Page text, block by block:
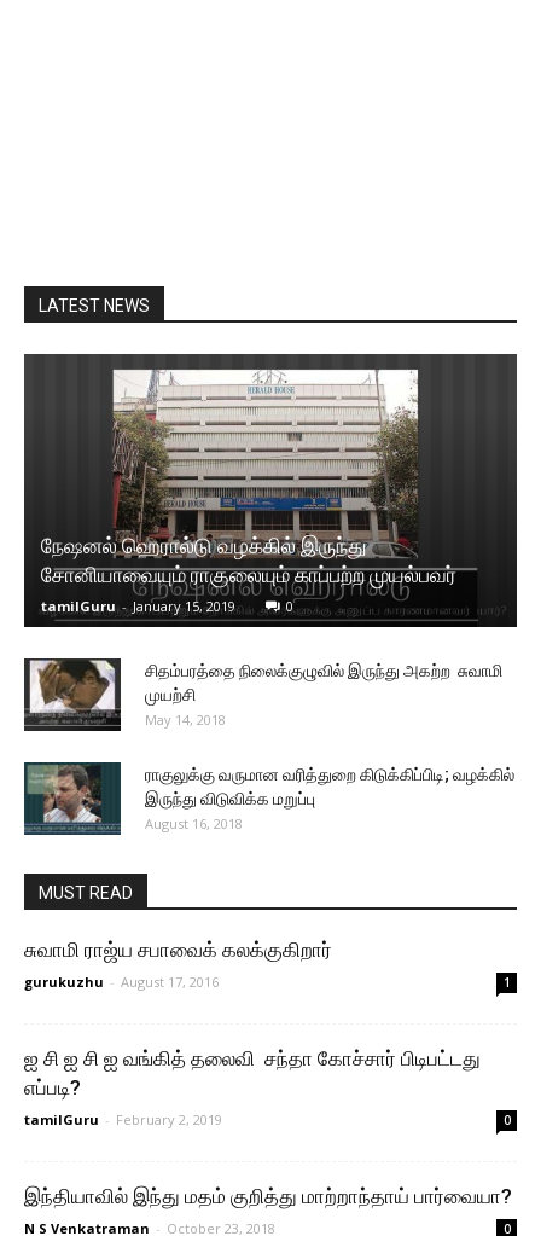
LATEST NEWS
நேஷனல் ஹெரால்டு வழக்கில் இருந்து
சோனியாவையும் ராகுலையும் காப்பற்ற முயல்பவர்
tamilGuru - January 15, 2019 0
சிதம்பரத்தை நிலைக்குழுவில் இருந்து அகற்ற சுவாமி
முயற்சி
May 14, 2018
ராகுலுக்கு வருமான வரித்துறை கிடுக்கிப்பிடி; வழக்கில்
இருந்து விடுவிக்க மறுப்பு
August 16, 2018
MUST READ
சுவாமி ராஜ்ய சபாவைக் கலக்குகிறார்
gurukuzhu - August 17, 2016 1
ஐ சி ஐ சி ஐ வங்கித் தலைவி சந்தா கோச்சார் பிடிபட்டது
எப்படி?
tamilGuru - February 2, 2019 0
இந்தியாவில் இந்து மதம் குறித்து மாற்றாந்தாய் பார்வையா?
N S Venkatraman - October 23, 2018 0